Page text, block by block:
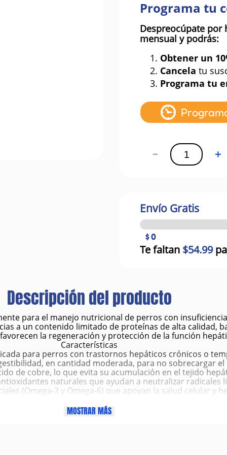
Programa tu
Despreocúpate por
mensual y podrás:
1. Obtener un
2. Cancela tu
3. Programa tu
＋
－
Envío Gratis
$ 0
Te faltan $54.99
Descripción del producto
para el manejo nutricional de perros con
a un contenido limitado de proteínas de alta calidad,
la regeneración y protección de la función
Características
para perros con trastornos hepáticos crónicos o
en cantidad moderada, para no sobrecargar el
de cobre, lo que evita su acumulación en el tejido
naturales que ayudan a neutralizar radicales
(Omega-3 y Omega-6) que apoyan la salud celular y
Beneficios
función hepática en perros con enfermedades
MOSTRAR MÁS